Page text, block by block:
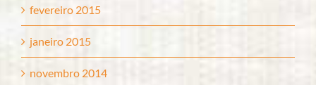
fevereiro 2015
janeiro 2015
novembro 2014